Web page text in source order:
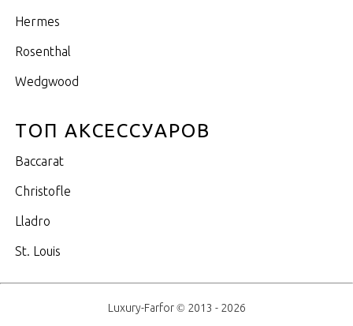
Hermes
Rosenthal
Wedgwood
ТОП АКСЕССУАРОВ
Baccarat
Christofle
Lladro
St. Louis
Luxury-Farfor © 2013 - 2026